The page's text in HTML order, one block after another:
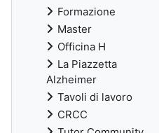
Formazione
Master
Officina H
La Piazzetta
Alzheimer
Tavoli di lavoro
CRCC